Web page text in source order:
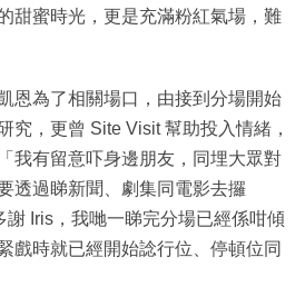
甜蜜時光，更是充滿粉紅氣場，難
恩為了相關場口，由接到分場開始
究，更曾 Site Visit 幫助投入情緒，
我有留意吓身邊朋友，同埋大眾對
透過睇新聞、劇集同電影去攞
謝 Iris，我哋一睇完分場已經係咁傾
戲時就已經開始諗行位、停頓位同